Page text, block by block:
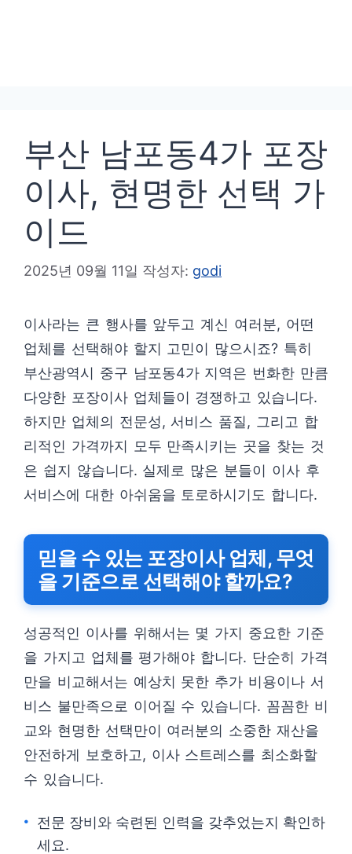
부산 남포동4가 포장
이사, 현명한 선택 가
이드
2025년 09월 11일 작성자: godi
이사라는 큰 행사를 앞두고 계신 여러분, 어떤
업체를 선택해야 할지 고민이 많으시죠? 특히
부산광역시 중구 남포동4가 지역은 번화한 만큼
다양한 포장이사 업체들이 경쟁하고 있습니다.
하지만 업체의 전문성, 서비스 품질, 그리고 합
리적인 가격까지 모두 만족시키는 곳을 찾는 것
은 쉽지 않습니다. 실제로 많은 분들이 이사 후
서비스에 대한 아쉬움을 토로하시기도 합니다.
믿을 수 있는 포장이사 업체, 무엇
을 기준으로 선택해야 할까요?
성공적인 이사를 위해서는 몇 가지 중요한 기준
을 가지고 업체를 평가해야 합니다. 단순히 가격
만을 비교해서는 예상치 못한 추가 비용이나 서
비스 불만족으로 이어질 수 있습니다. 꼼꼼한 비
교와 현명한 선택만이 여러분의 소중한 재산을
안전하게 보호하고, 이사 스트레스를 최소화할
수 있습니다.
전문 장비와 숙련된 인력을 갖추었는지 확인하
세요.